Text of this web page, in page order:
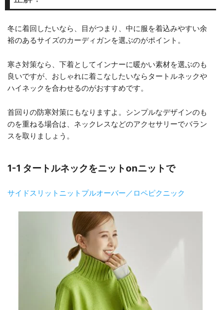
冬に着回したいなら、目がつまり、中に服を着込みやすい余
裕のあるサイズのカーディガンを選ぶのがポイント。
寒さ対策なら、下着としてインナーに暖かい素材を選ぶのも
良いですが、おしゃれに着こなしたいならタートルネックや
ハイネックを合わせるのがおすすめです。
首回りの防寒対策にもなりますよ。シンプルなデザインのも
のを重ねる場合は、ネックレスなどのアクセサリーでバラン
スを取りましょう。
1-1 タートルネックをニットonニットで
サイドスリットニットプルオーバー／ロペピクニック